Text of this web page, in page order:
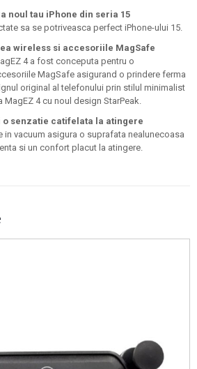
noul tau iPhone din seria 15
sa se potriveasca perfect iPhone-ului 15.
wireless si accesoriile MagSafe
4 a fost conceputa pentru o
MagSafe asigurand o prindere ferma
original al telefonului prin stilul minimalist
4 cu noul design StarPeak.
senzatie catifelata la atingere
in vacuum asigura o suprafata nealunecoasa
si un confort placut la atingere.